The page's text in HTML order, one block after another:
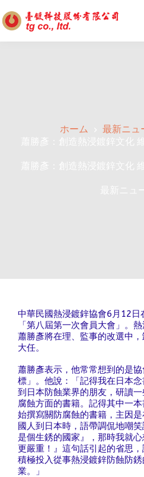
ホーム
最新ニュ
蕭勝彥：創造熱浸鍍鋅文化
蕭勝彥：創造熱浸鍍鋅文化
最新ニュ
中華民國熱浸鍍鋅協會6月12日
「第八屆第一次會員大會」。
蕭勝彥將在理、監事的改選中
大任。
蕭勝彥表示，他常常想到的是
標」。他說：「記得我在日本
到日本防蝕業界的朋友，研讀
腐蝕方面的書籍。記得其中一
始撰寫關防腐蝕的書籍，主因
國人到日本時，語帶調侃地嘲
是個生銹的國家』，那時我就
更嚴重！』這句話引起的省思
積極投入從事熱浸鍍鋅防蝕防
業。」